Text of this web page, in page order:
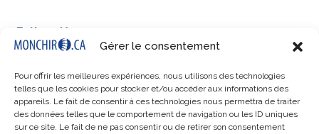
Gérer le consentement
Pour offrir les meilleures expériences, nous utilisons des technologies
telles que les cookies pour stocker et/ou accéder aux informations des
appareils. Le fait de consentir à ces technologies nous permettra de traiter
des données telles que le comportement de navigation ou les ID uniques
sur ce site. Le fait de ne pas consentir ou de retirer son consentement
Follow Us
Recent Posts